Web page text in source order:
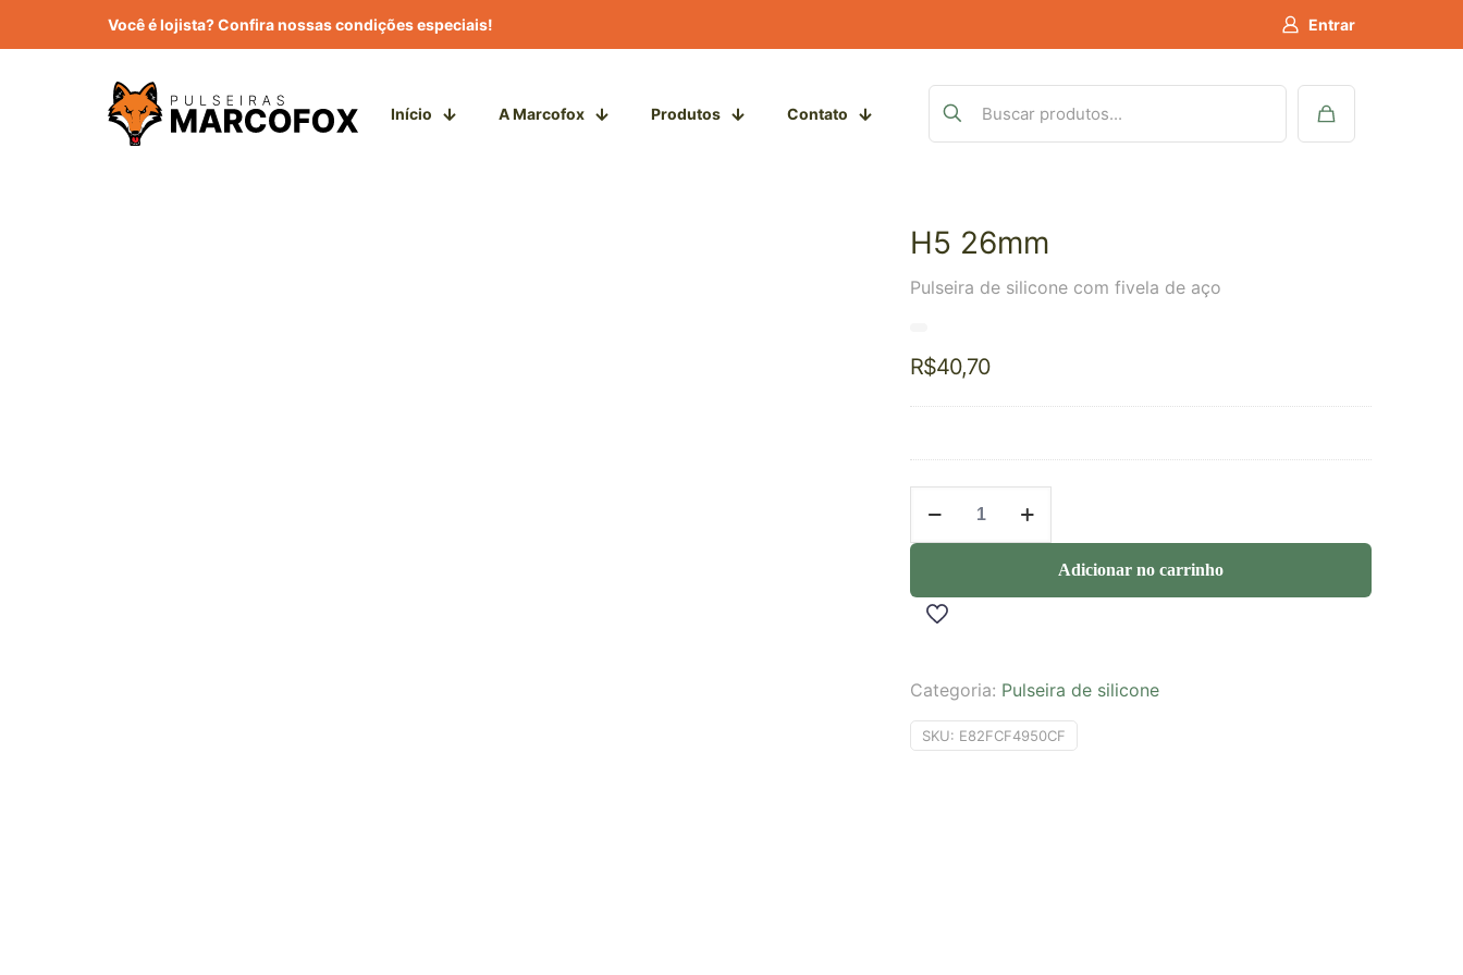
Você é lojista? Confira nossas condições especiais! Entrar
Início A Marcofox Produtos Contato
H5 26mm
Pulseira de silicone com fivela de aço
R$40,70
Adicionar no carrinho
Categoria: Pulseira de silicone
SKU: E82FCF4950CF